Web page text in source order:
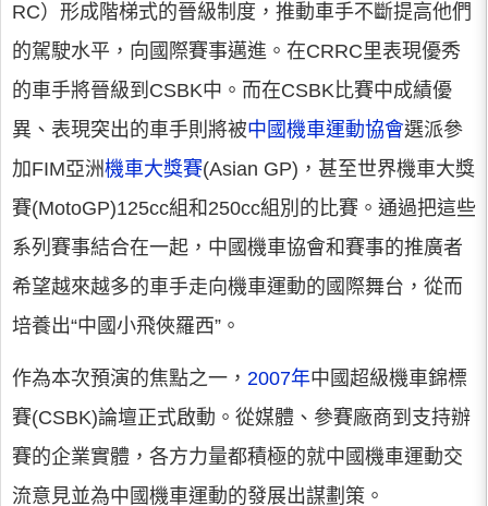
RC）形成階梯式的晉級制度，推動車手不斷提高他們
的駕駛水平，向國際賽事邁進。在CRRC里表現優秀
的車手將晉級到CSBK中。而在CSBK比賽中成績優
異、表現突出的車手則將被中國機車運動協會選派參
加FIM亞洲機車大獎賽(Asian GP)，甚至世界機車大獎
賽(MotoGP)125cc組和250cc組別的比賽。通過把這些
系列賽事結合在一起，中國機車協會和賽事的推廣者
希望越來越多的車手走向機車運動的國際舞台，從而
培養出“中國小飛俠羅西”。
作為本次預演的焦點之一， 2007年中國超級機車錦標
賽(CSBK)論壇正式啟動。從媒體、參賽廠商到支持辦
賽的企業實體，各方力量都積極的就中國機車運動交
流意見並為中國機車運動的發展出謀劃策。